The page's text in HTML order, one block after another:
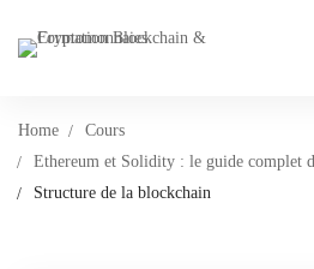
Home
Cours
Ethereum et Solidity : le guide complet
Structure de la blockchain